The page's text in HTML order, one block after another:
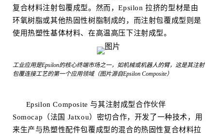
复合材料注射包覆成型。然而，Epsilon 拉挤的型材是由
环氧树脂或其他热固性树脂制成的，而注射包覆成型则是
使用热塑性基体材料、在高温高压下注射成型。
工业应用是Epsilon的核心终端市场之一，如机械或机器人的臂，这是其注射
包覆连接工艺的第一个应用领域（图片源自Epsilon Composite）
Epsilon Composite 与其注射成型合作伙伴
Somocap（法国 Jatxou）密切合作，开发了一种技术，用
来生产与热塑性配件包覆成型的混合的热固性复合材料拉